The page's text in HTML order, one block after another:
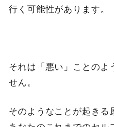
行く可能性があります。
それは「悪い」ことのよ
せん。
そのようなことが起きる